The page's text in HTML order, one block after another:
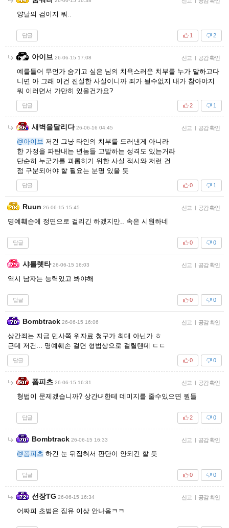
양날의 검이지 뭐..
답글 2
1
아이브 26-06-15 17:08 신고 | 공감 확인
예를들어 무언가 숨기고 싶은 님의 치욕스러운 치부를 누가 말하고다
니면 아 그래 이건 진실한 사실이니까 죄가 될수없지 내가 참아야지
뭐 이러면서 가만히 있을건가요?
답글 1
2
새벽을달리다 26-06-16 04:45 신고 | 공감 확인
@아이브 저건 그냥 타인의 치부를 드러낸게 아니라
한 가정을 파탄내는 년놈들 고발하는 성격도 있는거라
단순히 누군가를 괴롭히기 위한 사실 적시와 저런 건
점 구분되어야 할 필요는 분명 있을 듯
답글 1
0
Ruun 26-06-15 15:45 신고 | 공감 확인
명예훼손에 정면으로 걸리긴 하겠지만.. 속은 시원하네
답글 0
0
샤를렛타 26-06-15 16:03 신고 | 공감 확인
역시 남자는 능력있고 봐야해
답글 0
0
Bombtrack 26-06-15 16:06 신고 | 공감 확인
상간죄는 지금 민사쪽 위자료 청구가 최대 아닌가 ㅎ
근데 저건... 명예훼손 걸면 형법상으로 걸릴텐데 ㄷㄷ
답글 0
0
폼피츠 26-06-15 16:31 신고 | 공감 확인
형법이 문제겠습니까? 상간녀한테 데미지를 줄수있으면 뭔들
답글 0
2
Bombtrack 26-06-15 16:33 신고 | 공감 확인
@폼피츠 하긴 눈 뒤집혀서 판단이 안되긴 할 듯
답글 0
0
선장TG 26-06-15 16:34 신고 | 공감 확인
어짜피 초범은 집유 이상 안나옴ㅋㅋ